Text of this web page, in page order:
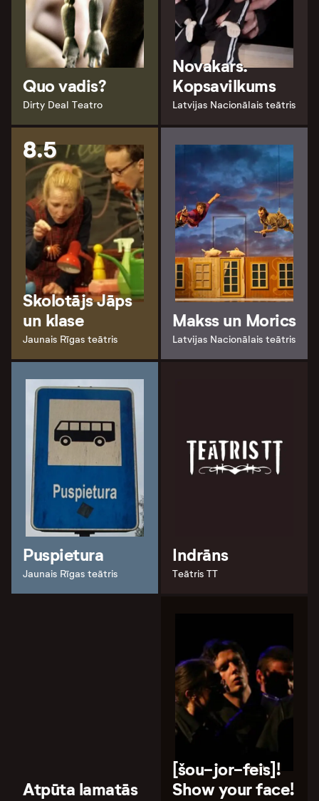
Quo vadis?
Dirty Deal Teatro
Novakars.
Kopsavilkums
Latvijas Nacionālais teātris
8.5
Skolotājs Jāps
un klase
Jaunais Rīgas teātris
Makss un Morics
Latvijas Nacionālais teātris
Puspietura
Jaunais Rīgas teātris
Indrāns
Teātris TT
Atpūta lamatās
[šou-jor-feis]!
Show your face!